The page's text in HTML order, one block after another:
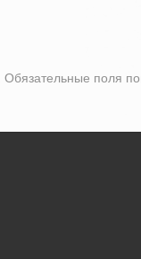
Обязательные поля